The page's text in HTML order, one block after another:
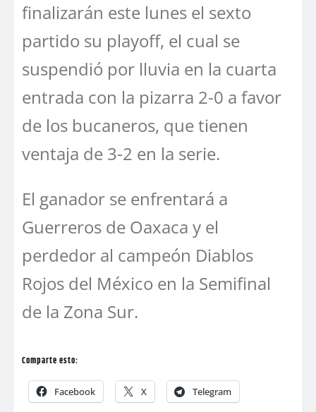
finalizarán este lunes el sexto
partido su playoff, el cual se
suspendió por lluvia en la cuarta
entrada con la pizarra 2-0 a favor
de los bucaneros, que tienen
ventaja de 3-2 en la serie.
El ganador se enfrentará a
Guerreros de Oaxaca y el
perdedor al campeón Diablos
Rojos del México en la Semifinal
de la Zona Sur.
Comparte esto:
Facebook X Telegram